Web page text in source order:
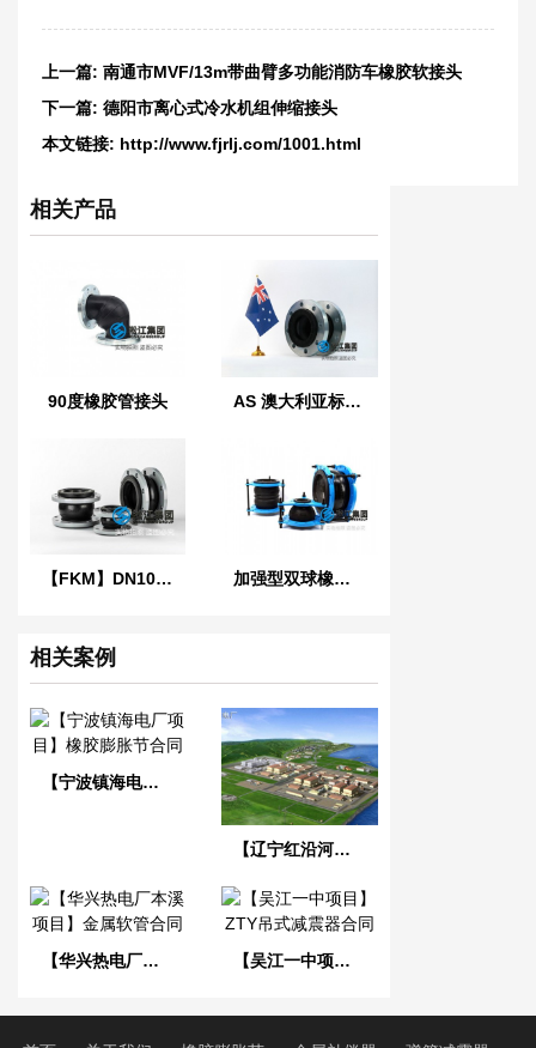
上一篇: 南通市MVF/13m带曲臂多功能消防车橡胶软接头
下一篇: 德阳市离心式冷水机组伸缩接头
本文链接: http://www.fjrlj.com/1001.html
相关产品
90度橡胶管接头 AS 澳大利亚标准橡胶膨胀节
【FKM】DN100氟橡胶挠性接管 加强型双球橡胶软接头
相关案例
【宁波镇海电厂项目】橡胶膨胀节合同
【辽宁红沿河核电站】可曲挠橡胶接头
【华兴热电厂本溪项目】金属软管合同 【吴江一中项目】ZTY吊式减震器合同